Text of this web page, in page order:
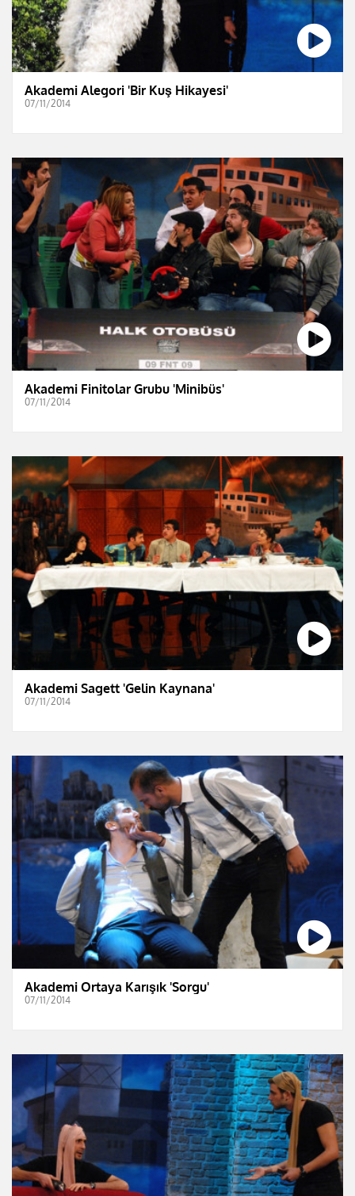
Akademi Alegori 'Bir Kuş Hikayesi'
07/11/2014
Akademi Finitolar Grubu 'Minibüs'
07/11/2014
Akademi Sagett 'Gelin Kaynana'
07/11/2014
Akademi Ortaya Karışık 'Sorgu'
07/11/2014